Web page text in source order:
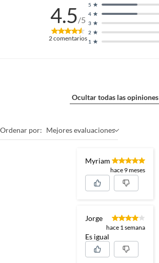
4.5/5
2comentarios 1
2
3
4
5
Ocultar todas las opiniones
Ordenar por: Mejores evaluaciones
Myriam
hace 9 meses
Jorge
hace 1 semana
Es igual